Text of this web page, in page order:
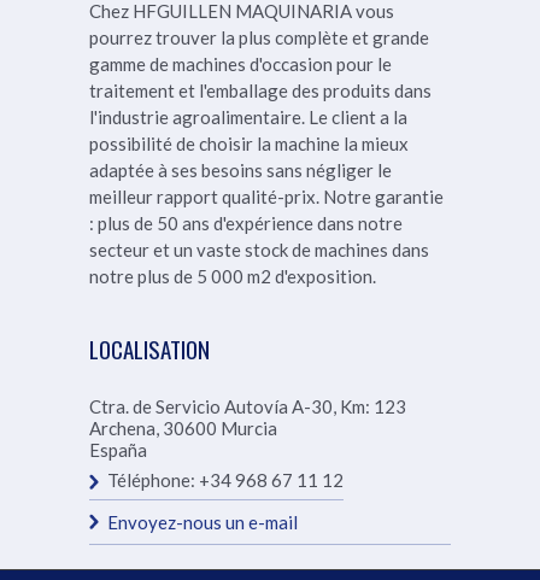
Chez HFGUILLEN MAQUINARIA vous
pourrez trouver la plus complète et grande
gamme de machines d'occasion pour le
traitement et l'emballage des produits dans
l'industrie agroalimentaire. Le client a la
possibilité de choisir la machine la mieux
adaptée à ses besoins sans négliger le
meilleur rapport qualité-prix. Notre garantie
: plus de 50 ans d'expérience dans notre
secteur et un vaste stock de machines dans
notreplus de 5 000 m2 d'exposition.
LOCALISATION
Ctra. de Servicio Autovía A-30, Km: 123
Archena, 30600 Murcia
España
Téléphone: +34 968 67 11 12
Envoyez-nous un e-mail